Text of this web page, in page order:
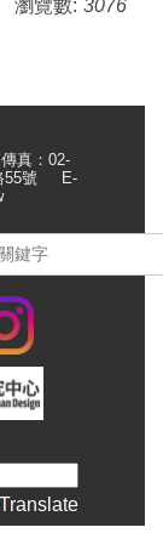
瀏覽數: 3076
真：02-
55號
E-
Firefox等
Translate